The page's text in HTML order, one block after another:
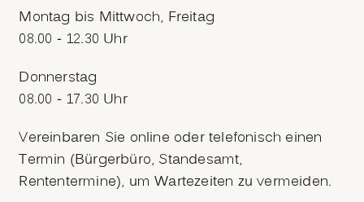
Montag bis Mittwoch, Freitag
08.00 - 12.30 Uhr
Donnerstag
08.00 - 17.30 Uhr
Vereinbaren Sie online oder telefonisch einen
Termin (Bürgerbüro, Standesamt,
Rententermine), um Wartezeiten zu vermeiden.